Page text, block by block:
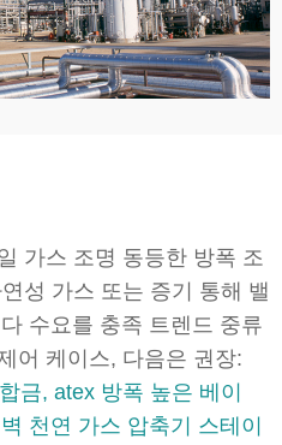
가스 조명 동등한 방폭 조
성 가스 또는 증기 통해 밸
수요를 충족 트렌드 중류
어 케이스, 다음은 권장:
금, atex 방폭 높은 베이
천연 가스 압축기 스테이